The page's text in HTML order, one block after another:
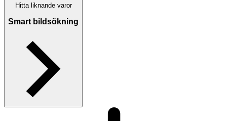
Hitta liknande varor
Smart bildsökning